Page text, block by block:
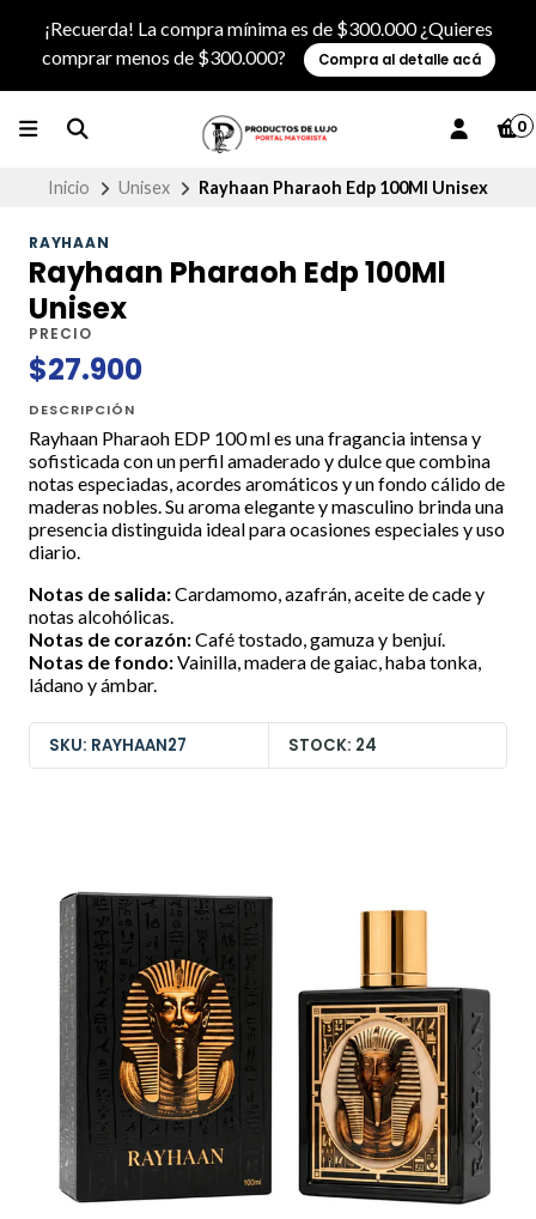
¡Recuerda! La compra mínima es de $300.000 ¿Quieres
comprar menos de $300.000?
Compra al detalle acá
0
Inicio Unisex Rayhaan Pharaoh Edp 100Ml Unisex
RAYHAAN
Rayhaan Pharaoh Edp 100Ml
Unisex
PRECIO
$27.900
DESCRIPCIÓN
Rayhaan Pharaoh EDP 100 ml es una fragancia intensa y
sofisticada con un perfil amaderado y dulce que combina
notas especiadas, acordes aromáticos y un fondo cálido de
maderas nobles. Su aroma elegante y masculino brinda una
presencia distinguida ideal para ocasiones especiales y uso
diario.
Notas de salida:Cardamomo, azafrán, aceite de cade y
notas alcohólicas.
Notas de corazón:Café tostado, gamuza y benjuí.
Notas de fondo:Vainilla, madera de gaiac, haba tonka,
ládano y ámbar.
SKU: RAYHAAN27 STOCK: 24